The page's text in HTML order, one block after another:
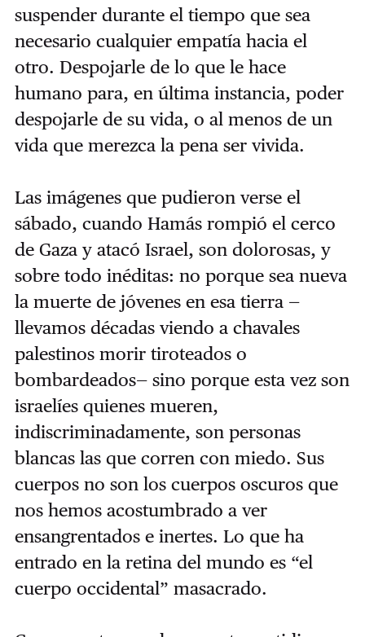
suspender durante el tiempo que sea
necesario cualquier empatía hacia el
otro. Despojarle de lo que le hace
humano para, en última instancia, poder
despojarle de su vida, o al menos de un
vida que merezca la pena ser vivida.
Las imágenes que pudieron verse el
sábado, cuando Hamás rompió el cerco
de Gaza y atacó Israel, son dolorosas, y
sobre todo inéditas: no porque sea nueva
la muerte de jóvenes en esa tierra —
llevamos décadas viendo a chavales
palestinos morir tiroteados o
bombardeados— sino porque esta vez son
israelíes quienes mueren,
indiscriminadamente, son personas
blancas las que corren con miedo. Sus
cuerpos no son los cuerpos oscuros que
nos hemos acostumbrado a ver
ensangrentados e inertes. Lo que ha
entrado en la retina del mundo es “el
cuerpo occidental” masacrado.